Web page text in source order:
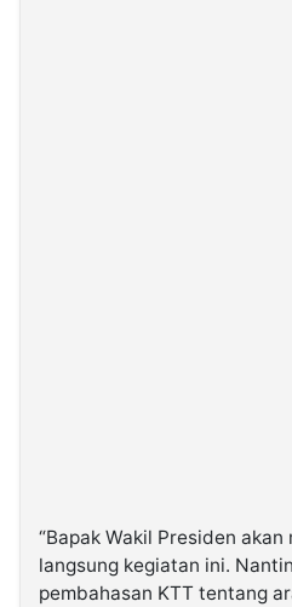
“Bapak Wakil Presiden
langsung kegiatan ini.
pembahasan KTT tentang